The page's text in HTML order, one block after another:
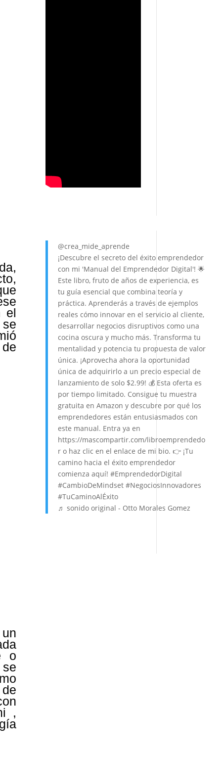
el
o
,
@crea_mide_aprende
¡Descubre el secreto del éxito emprendedor
con mi 'Manual del Emprendedor Digital'! 🌟
Este libro, fruto de años de experiencia, es
tu guía esencial que combina teoría y
práctica. Aprenderás a través de ejemplos
reales cómo innovar en el servicio al cliente,
desarrollar negocios disruptivos como una
cocina oscura y mucho más. Transforma tu
mentalidad y potencia tu propuesta de valor
única. ¡Aprovecha ahora la oportunidad
única de adquirirlo a un precio especial de
lanzamiento de solo $2.99! 💰 Esta oferta es
por tiempo limitado. Consigue tu muestra
gratuita en Amazon y descubre por qué los
emprendedores están entusiasmados con
este manual. Entra ya en
https://mascompartir.com/libroemprendedo
r o haz clic en el enlace de mi bio. 👉 ¡Tu
camino hacia el éxito emprendedor
comienza aquí! #EmprendedorDigital
#CambioDeMindset #NegociosInnovadores
#TuCaminoAlÉxito
♬ sonido original - Otto Morales Gomez